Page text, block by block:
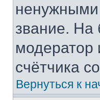
ненужными
звание. На
модератор
счётчика
Вернуться к